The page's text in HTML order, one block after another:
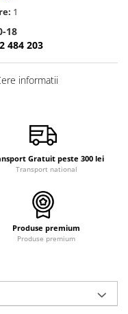
1
18
484 203
informatii
Gratuit peste 300 lei
Transport national
Produse premium
Produse premium